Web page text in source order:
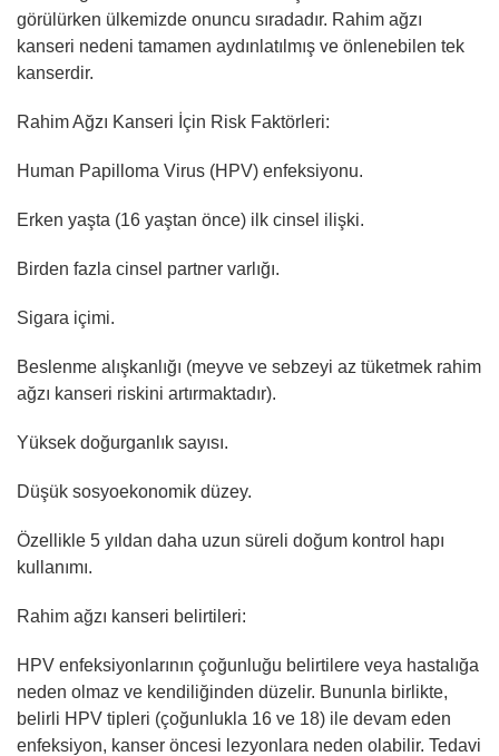
görülürken ülkemizde onuncu sıradadır. Rahim ağzı
kanseri nedeni tamamen aydınlatılmış ve önlenebilen tek
kanserdir.
Rahim Ağzı Kanseri İçin Risk Faktörleri:
Human Papilloma Virus (HPV) enfeksiyonu.
Erken yaşta (16 yaştan önce) ilk cinsel ilişki.
Birden fazla cinsel partner varlığı.
Sigara içimi.
Beslenme alışkanlığı (meyve ve sebzeyi az tüketmek rahim
ağzı kanseri riskini artırmaktadır).
Yüksek doğurganlık sayısı.
Düşük sosyoekonomik düzey.
Özellikle 5 yıldan daha uzun süreli doğum kontrol hapı
kullanımı.
Rahim ağzı kanseri belirtileri:
HPV enfeksiyonlarının çoğunluğu belirtilere veya hastalığa
neden olmaz ve kendiliğinden düzelir. Bununla birlikte,
belirli HPV tipleri (çoğunlukla 16 ve 18) ile devam eden
enfeksiyon, kanser öncesi lezyonlara neden olabilir. Tedavi